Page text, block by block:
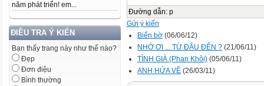
năm phát triển! em...
ĐIỀU TRA Ý KIẾN
Bạn thấy trang này như thế nào?
Đẹp
Đơn điệu
Bình thường
Đường dẫn: p
Gửi ý kiến
Biển bờ (06/06/12)
NHỚ ƠI ... TỪ ĐÂU ĐẾN ? (21/06/11)
TÌNH GIÀ (Phan Khôi) (05/06/11)
ANH HỨA VỀ (26/03/11)